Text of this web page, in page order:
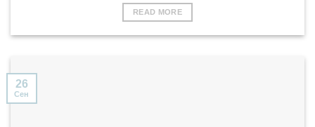
READ MORE
26
Сен